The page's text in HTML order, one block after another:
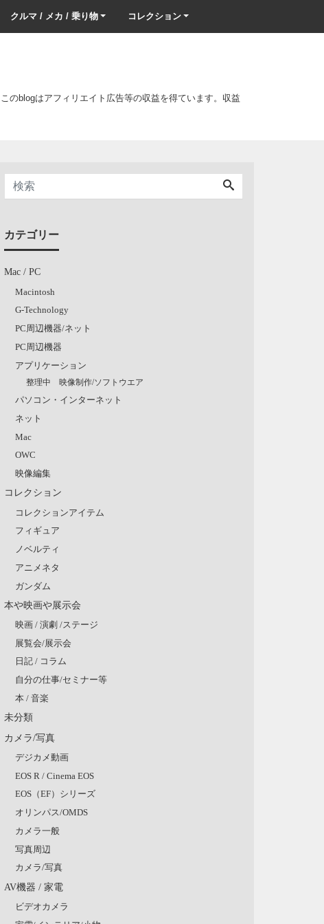
クルマ / メカ / 乗り物 コレクション
blogはアフィリエイト広告等の収益を得ています。収益
カテゴリー
Mac / PC
Macintosh
G-Technology
PC周辺機器/ネット
PC周辺機器
アプリケーション
整理中 映像制作/ソフトウエア
パソコン・インターネット
ネット
Mac
OWC
映像編集
コレクション
コレクションアイテム
フィギュア
ノベルティ
アニメネタ
ガンダム
本や映画や展示会
映画 / 演劇 /ステージ
展覧会/展示会
日記 / コラム
自分の仕事/セミナー等
本 / 音楽
未分類
カメラ/写真
デジカメ動画
EOS R / Cinema EOS
EOS（EF）シリーズ
オリンパス/OMDS
カメラ一般
写真周辺
カメラ/写真
AV機器 / 家電
ビデオカメラ